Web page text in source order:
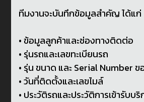
ทีมงานจะบันทึกข้อมูลสำคัญ ได้แก่
• ข้อมูลลูกค้าและช่องทางติดต่อ
• รุ่นรถและเลขทะเบียนรถ
• รุ่น ขนาด และ Serial Number ข
• วันที่ติดตั้งและเลขไมล์
• ประวัติรถและประวัติการเข้ารับบริ